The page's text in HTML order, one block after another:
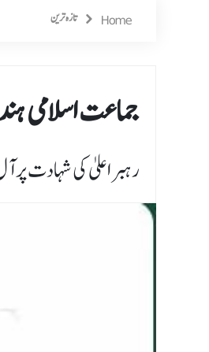
Home تازہ ترین
جماعت اسلامی
رہبر اعلیٰ کی شہادت پر